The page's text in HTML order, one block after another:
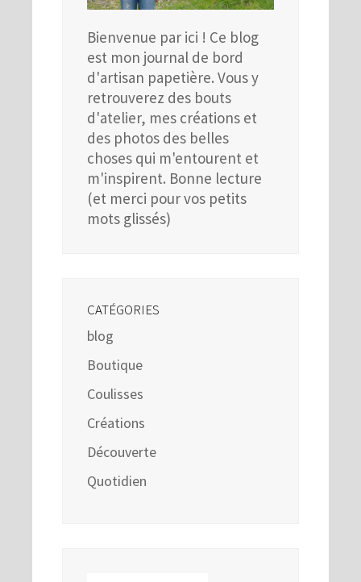
Bienvenue par ici ! Ce blog
est mon journal de bord
d'artisan papetière. Vous y
retrouverez des bouts
d'atelier, mes créations et
des photos des belles
choses qui m'entourent et
m'inspirent. Bonne lecture
(et merci pour vos petits
mots glissés)
CATÉGORIES
blog
Boutique
Coulisses
Créations
Découverte
Quotidien